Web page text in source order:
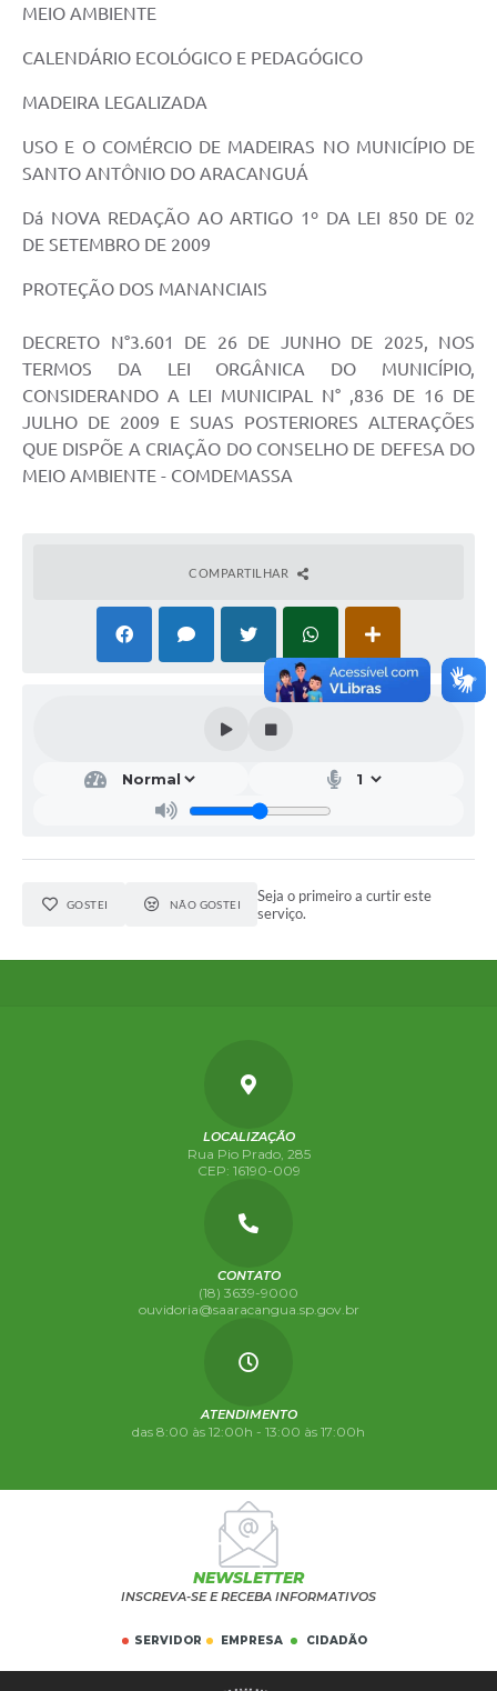
MEIO AMBIENTE
CALENDÁRIO ECOLÓGICO E PEDAGÓGICO
MADEIRA LEGALIZADA
USO E O COMÉRCIO DE MADEIRAS NO MUNICÍPIO DE
SANTO ANTÔNIO DO ARACANGUÁ
Dá NOVA REDAÇÃO AO ARTIGO 1º DA LEI 850 DE 02
DE SETEMBRO DE 2009
PROTEÇÃO DOS MANANCIAIS
DECRETO N°3.601 DE 26 DE JUNHO DE 2025, NOS
TERMOS DA LEI ORGÂNICA DO MUNICÍPIO,
CONSIDERANDO A LEI MUNICIPAL N° ,836 DE 16 DE
JULHO DE 2009 E SUAS POSTERIORES ALTERAÇÕES
QUE DISPÕE A CRIAÇÃO DO CONSELHO DE DEFESA DO
MEIO AMBIENTE - COMDEMASSA
COMPARTILHAR
GOSTEI NÃO GOSTEI
Seja o primeiro a curtir este
serviço.
LOCALIZAÇÃO
Rua Pio Prado, 285
CEP: 16190-009
CONTATO
(18) 3639-9000
ouvidoria@saaracangua.sp.gov.br
ATENDIMENTO
das 8:00 às 12:00h - 13:00 às 17:00h
NEWSLETTER
INSCREVA-SE E RECEBA INFORMATIVOS
SERVIDOR EMPRESA CIDADÃO